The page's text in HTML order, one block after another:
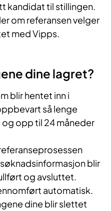
kandidat til stillingen.
om referansen velger
med Vipps.
dine lagret?
blir hentet inn i
så lenge
opp til 24 måneder
blir
og avsluttet.
automatisk.
dine blir slettet